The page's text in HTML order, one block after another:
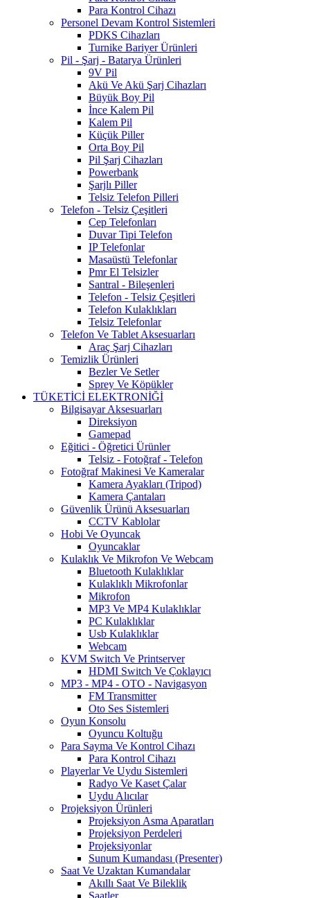
Para Kontrol Cihazı
Personel Devam Kontrol Sistemleri
PDKS Cihazları
Turnike Bariyer Ürünleri
Pil - Şarj - Batarya Ürünleri
9V Pil
Akü Ve Akü Şarj Cihazları
Büyük Boy Pil
İnce Kalem Pil
Kalem Pil
Küçük Piller
Orta Boy Pil
Pil Şarj Cihazları
Powerbank
Şarjlı Piller
Telsiz Telefon Pilleri
Telefon - Telsiz Çeşitleri
Cep Telefonları
Duvar Tipi Telefon
IP Telefonlar
Masaüstü Telefonlar
Pmr El Telsizler
Santral - Bileşenleri
Telefon - Telsiz Çeşitleri
Telefon Kulaklıkları
Telsiz Telefonlar
Telefon Ve Tablet Aksesuarları
Araç Şarj Cihazları
Temizlik Ürünleri
Bezler Ve Setler
Sprey Ve Köpükler
TÜKETİCİ ELEKTRONİĞİ
Bilgisayar Aksesuarları
Direksiyon
Gamepad
Eğitici - Öğretici Ürünler
Telsiz - Fotoğraf - Telefon
Fotoğraf Makinesi Ve Kameralar
Kamera Ayakları (Tripod)
Kamera Çantaları
Güvenlik Ürünü Aksesuarları
CCTV Kablolar
Hobi Ve Oyuncak
Oyuncaklar
Kulaklık Ve Mikrofon Ve Webcam
Bluetooth Kulaklıklar
Kulaklıklı Mikrofonlar
Mikrofon
MP3 Ve MP4 Kulaklıklar
PC Kulaklıklar
Usb Kulaklıklar
Webcam
KVM Switch Ve Printserver
HDMI Switch Ve Çoklayıcı
MP3 - MP4 - OTO - Navigasyon
FM Transmitter
Oto Ses Sistemleri
Oyun Konsolu
Oyuncu Koltuğu
Para Sayma Ve Kontrol Cihazı
Para Kontrol Cihazı
Playerlar Ve Uydu Sistemleri
Radyo Ve Kaset Çalar
Uydu Alıcılar
Projeksiyon Ürünleri
Projeksiyon Asma Aparatları
Projeksiyon Perdeleri
Projeksiyonlar
Sunum Kumandası (Presenter)
Saat Ve Uzaktan Kumandalar
Akıllı Saat Ve Bileklik